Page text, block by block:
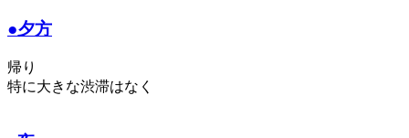
●夕方
帰り
特に大きな渋滞はなく